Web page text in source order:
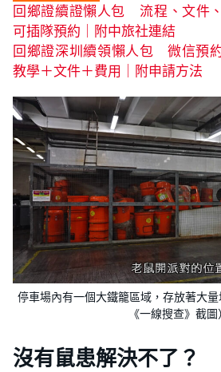
回鄉證續證懶人包‎ 流程、文件
可插隊預約｜附中旅社連結
回鄉證深圳續領懶人包 微信預
教學＋文件＋費用｜附申請方法
停車場內有一個大鐵籠區域，存放著大
《一線搜查》截圖）
沒有鼠患解決不了？